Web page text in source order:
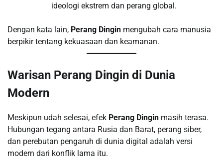
ideologi ekstrem dan perang global.
Dengan kata lain, Perang Dingin mengubah cara manusia
berpikir tentang kekuasaan dan keamanan.
Warisan Perang Dingin di Dunia
Modern
Meskipun udah selesai, efek Perang Dingin masih terasa.
Hubungan tegang antara Rusia dan Barat, perang siber,
dan perebutan pengaruh di dunia digital adalah versi
modern dari konflik lama itu.